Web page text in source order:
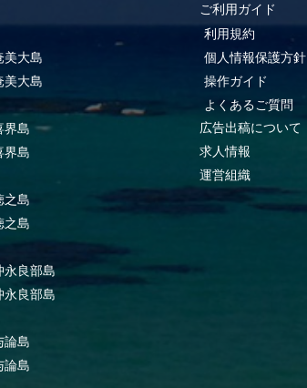
美大島
美大島
界島
界島
之島
之島
永良部島
永良部島
論島
論島
ご利用ガイド
利用規約
個人情報保護方針
操作ガイド
よくあるご質問
広告出稿について
求人情報
運営組織